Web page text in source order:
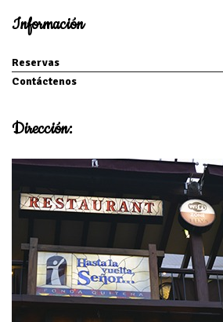
Información
Reservas
Contáctenos
Dirección: